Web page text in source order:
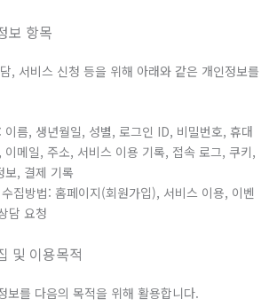
보 항목
, 서비스 신청 등을 위해 아래와 같은 개인정보를
이름, 생년월일, 성별, 로그인 ID, 비밀번호, 휴대
이메일, 주소, 서비스 이용 기록, 접속 로그, 쿠키,
보, 결제 기록
집방법: 홈페이지(회원가입), 서비스 이용, 이벤
담 요청
및 이용목적
보를 다음의 목적을 위해 활용합니다.